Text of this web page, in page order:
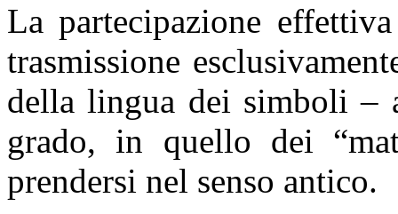
La partecipazione
trasmissione
della lingua dei simboli –
grado, in quello dei
prendersi nel senso antico.